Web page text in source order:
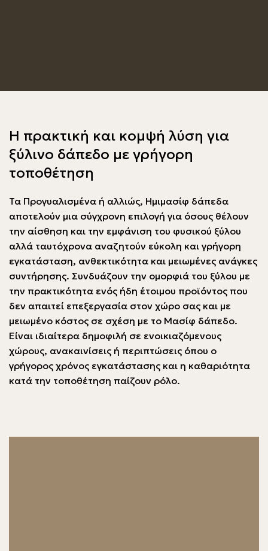
Η πρακτική και κομψή λύση για
ξύλινο δάπεδο με γρήγορη
τοποθέτηση
Τα Προγυαλισμένα ή αλλιώς, Ημιμασίφ δάπεδα
αποτελούν μια σύγχρονη επιλογή για όσους θέλουν
την αίσθηση και την εμφάνιση του φυσικού ξύλου
αλλά ταυτόχρονα αναζητούν εύκολη και γρήγορη
εγκατάσταση, ανθεκτικότητα και μειωμένες ανάγκες
συντήρησης. Συνδυάζουν την ομορφιά του ξύλου με
την πρακτικότητα ενός ήδη έτοιμου προϊόντος που
δεν απαιτεί επεξεργασία στον χώρο σας και με
μειωμένο κόστος σε σχέση με το Μασίφ δάπεδο.
Είναι ιδιαίτερα δημοφιλή σε ενοικιαζόμενους
χώρους, ανακαινίσεις ή περιπτώσεις όπου ο
γρήγορος χρόνος εγκατάστασης και η καθαριότητα
κατά την τοποθέτηση παίζουν ρόλο.